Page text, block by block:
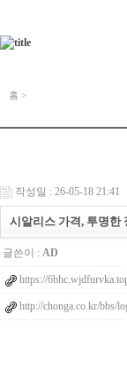
홈 >
작성일 : 26-05-18 21:41
시알리스 가격, 투명한
글쓴이 : AD
https://
http://chonga.co.kr/bbs/